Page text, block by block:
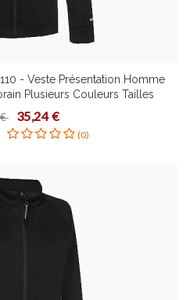
- Veste Présentation Homme
Plusieurs Couleurs Tailles
de Vie Fonctionnel
€ 35,24 €
(0)